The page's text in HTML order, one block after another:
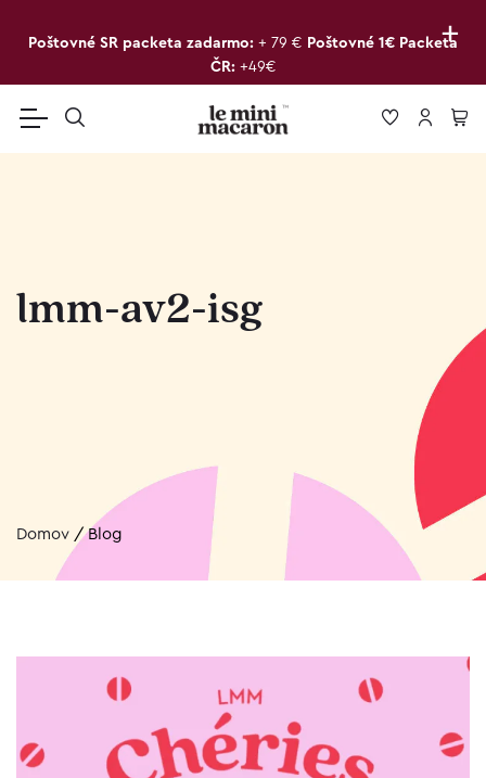
+
Poštovné SR packeta zadarmo: + 79 € Poštovné 1€ Packeta
ČR: +49€
lmm-av2-isg
Domov /Blog